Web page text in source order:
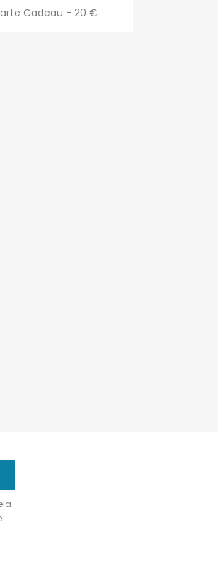
Aperçu rapide
Cadeau - 20 €